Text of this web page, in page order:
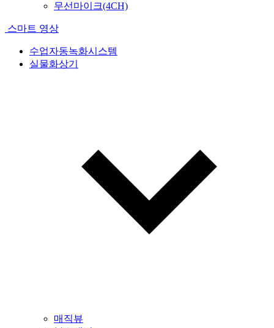
무선마이크(4CH)
스마트 영상
수업자동녹화시스템
실물화상기
매직뷰